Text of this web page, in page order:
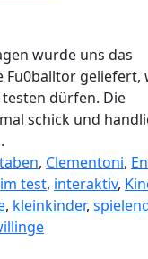
wurde uns das
geliefert,
dürfen. Die
schick und
, Clementoni,
im test, interaktiv,
, kleinkinder,